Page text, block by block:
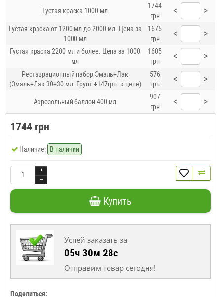
Густая краска 1000 мл
1744
грн
< >
Густая краска от 1200 мл до 2000 мл. Цена за
1000 мл
1675
грн
< >
Густая краска 2200 мл и более. Цена за 1000
мл
1605
грн
< >
Реставрационный набор Эмаль+Лак
(Эмаль+Лак 30+30 мл. Грунт +147грн. к цене)
576
грн
< >
Аэрозольный баллон 400 мл
907
грн
< >
1744 грн
Наличие: В наличии
Купить
Успей заказать за
05ч 30м 28с
Отправим товар сегодня!
Поделиться: